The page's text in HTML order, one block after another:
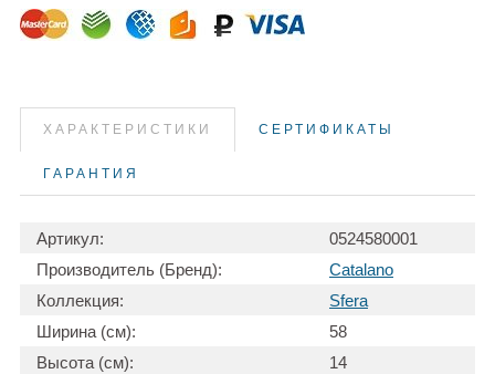
ХАРАКТЕРИСТИКИ СЕРТИФИКАТЫ
ГАРАНТИЯ
Артикул:
0524580001
Производитель (Бренд):
Catalano
Коллекция:
Sfera
Ширина (см):
58
Высота (см):
14